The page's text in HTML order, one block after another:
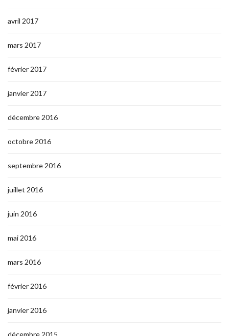
avril 2017
mars 2017
février 2017
janvier 2017
décembre 2016
octobre 2016
septembre 2016
juillet 2016
juin 2016
mai 2016
mars 2016
février 2016
janvier 2016